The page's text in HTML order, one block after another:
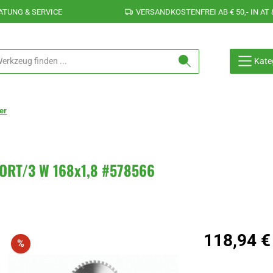
& SERVICE VERSANDKOSTENFREI AB € 50,- IN AT
3 W 168x1,8 #578566
%Rabatt
Verkaufspreis:
118,94 €